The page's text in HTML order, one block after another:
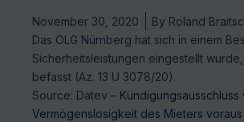
November 30, 2020 By Roland
Das OLG Nürnberg hat sich in einem
Sicherheitsleistungen eingestellt
befasst (Az. 13 U 3078/20).
Source: Datev –
Vermögenslosigkeit des Mieters voraus